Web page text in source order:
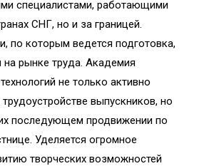
специалистами, работающими
СНГ, но и за границей.
по которым ведется подготовка,
на рынке труда. Академия
не только активно
выпускников, но
последующем продвижении по
Уделяется огромное
творческих возможностей